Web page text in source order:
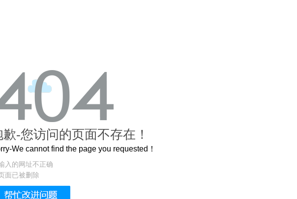
底有多美？
歉-您访问的页面不存在！
We cannot find the page you requested！
入的网址不正确
面已被删除